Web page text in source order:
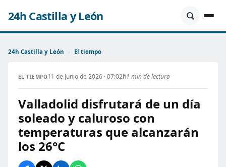
24h Castilla y León
24h Castilla y León › El tiempo
EL TIEMPO11 de Junio de 2026 · 07:02h1 min de lectura
Valladolid disfrutará de un día
soleado y caluroso con
temperaturas que alcanzarán
los 26°C